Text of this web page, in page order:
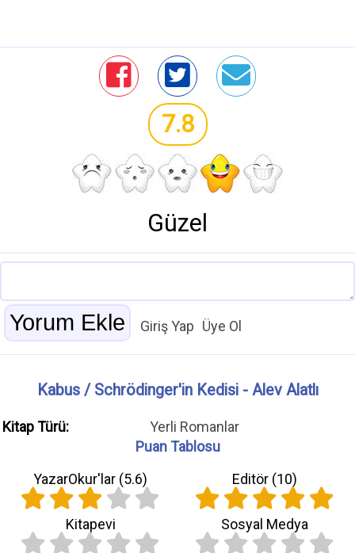
7.8
Güzel
Giriş Yap Üye Ol
Kabus / Schrödinger'in Kedisi - Alev Alatlı
Kitap Türü:
Yerli Romanlar
Puan Tablosu
YazarOkur'lar (5.6) Editör (10)
Kitapevi Sosyal Medya